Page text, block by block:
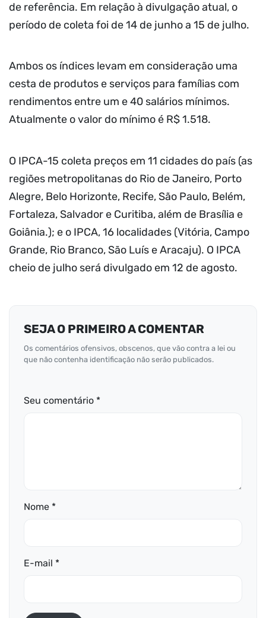
de referência. Em relação à divulgação atual, o
período de coleta foi de 14 de junho a 15 de julho.
Ambos os índices levam em consideração uma
cesta de produtos e serviços para famílias com
rendimentos entre um e 40 salários mínimos.
Atualmente o valor do mínimo é R$ 1.518.
O IPCA-15 coleta preços em 11 cidades do país (as
regiões metropolitanas do Rio de Janeiro, Porto
Alegre, Belo Horizonte, Recife, São Paulo, Belém,
Fortaleza, Salvador e Curitiba, além de Brasília e
Goiânia.); e o IPCA, 16 localidades (Vitória, Campo
Grande, Rio Branco, São Luís e Aracaju). O IPCA
cheio de julho será divulgado em 12 de agosto.
SEJA O PRIMEIRO A COMENTAR
Os comentários ofensivos, obscenos, que vão contra a lei ou
que não contenha identificação não serão publicados.
Seu comentário *
Nome *
E-mail *